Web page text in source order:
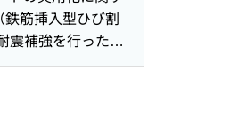
筋挿入型ひび割
補強を行ったRC
の剛性評価に関す
におけるコアセ
率の評価 防振地